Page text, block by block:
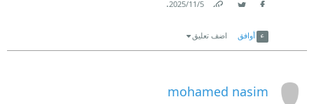
5‏/11‏/2025
.
أوافق اضف تعليق
mohamed nasim